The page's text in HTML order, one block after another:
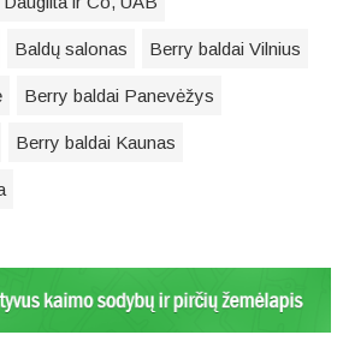
Baldų salonas Berry baldai Vilnius
Berry baldai Panevėžys
Berry baldai Kaunas